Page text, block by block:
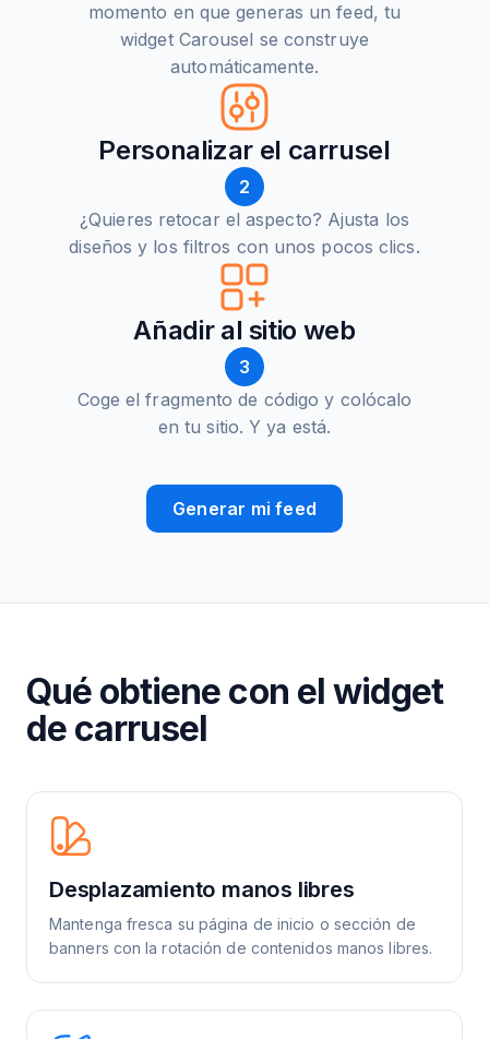
momento en que generas un feed, tu
widget Carousel se construye
automáticamente.
Personalizar el carrusel
2
¿Quieres retocar el aspecto? Ajusta los
diseños y los filtros con unos pocos clics.
Añadir al sitio web
3
Coge el fragmento de código y colócalo
en tu sitio. Y ya está.
Generar mi feed
Qué obtiene con el widget
de carrusel
Desplazamiento manos libres
Mantenga fresca su página de inicio o sección de
banners con la rotación de contenidos manos libres.